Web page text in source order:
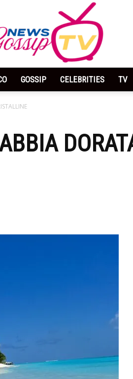
GOSSIP CELEBRITIES TV